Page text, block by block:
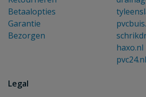
Betaalopties
Garantie
Bezorgen
haxo.nl
pvc24.nl
Legal